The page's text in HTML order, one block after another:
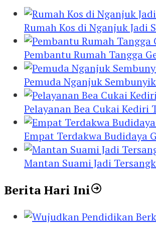
Rumah Kos di Nganjuk Jadi
Pembantu Rumah Tangga
Pemuda Nganjuk
Pelayanan Bea Cukai Kediri
Empat Terdakwa Budidaya
Mantan Suami Jadi
Berita Hari Ini